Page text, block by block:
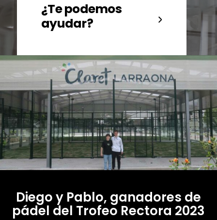
¿Te podemos
ayudar?
Diego y Pablo, ganadores de
pádel del Trofeo Rectora 2023